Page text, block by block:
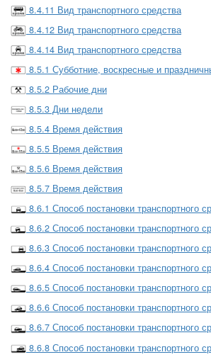
8.4.11 Вид транспортного средства
8.4.12 Вид транспортного средства
8.4.14 Вид транспортного средства
8.5.1 Субботние, воскресные и
8.5.2 Рабочие дни
8.5.3 Дни недели
8.5.4 Время действия
8.5.5 Время действия
8.5.6 Время действия
8.5.7 Время действия
8.6.1 Способ постановки транспортного
8.6.2 Способ постановки транспортного
8.6.3 Способ постановки транспортного
8.6.4 Способ постановки транспортного
8.6.5 Способ постановки транспортного
8.6.6 Способ постановки транспортного
8.6.7 Способ постановки транспортного
8.6.8 Способ постановки транспортного